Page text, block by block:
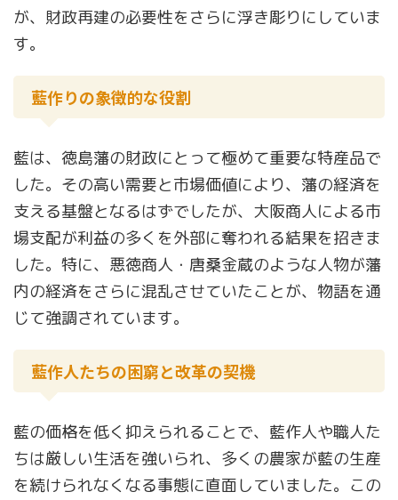
が、財政再建の必要性をさらに浮き彫りにしていま
す。
藍作りの象徴的な役割
藍は、徳島藩の財政にとって極めて重要な特産品で
した。その高い需要と市場価値により、藩の経済を
支える基盤となるはずでしたが、大阪商人による市
場支配が利益の多くを外部に奪われる結果を招きま
した。特に、悪徳商人・唐桑金蔵のような人物が藩
内の経済をさらに混乱させていたことが、物語を通
じて強調されています。
藍作人たちの困窮と改革の契機
藍の価格を低く抑えられることで、藍作人や職人た
ちは厳しい生活を強いられ、多くの農家が藍の生産
を続けられなくなる事態に直面していました。この